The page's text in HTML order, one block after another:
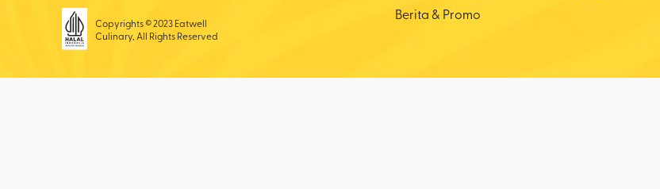
Copyrights © 2023 Eatwell
Culinary, All Rights Reserved
Berita & Promo